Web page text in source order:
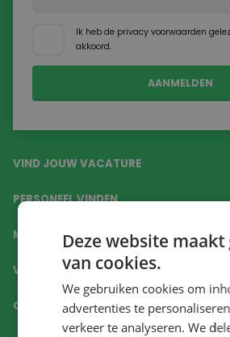
Ik heb de privacy voorwaarden
akkoord.
VIND JOUW VACATURE
PERSONEEL VINDEN
MATCH JE CV
VAKGEBIEDEN
CONTACT
Deze website
van cookies.
We gebruiken cookies om
advertenties te
verkeer te analyseren. We